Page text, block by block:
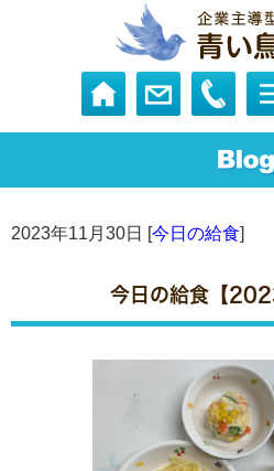
2023年11月30日 [今日の給食]
今日の給食【